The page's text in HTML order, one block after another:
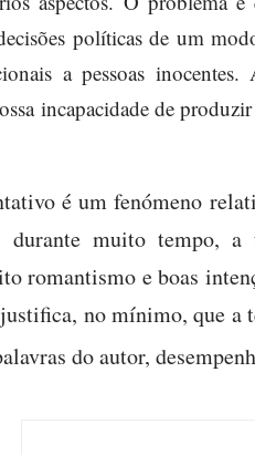
políticas de um
a pessoas
incapacidade de
é um fenómeno
muito tempo, a
romantismo e boas
no mínimo, que a
do autor,